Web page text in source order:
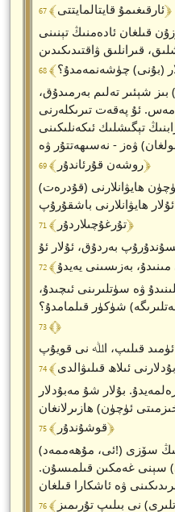
ئارقىغىمۇ قايتالمايتتى﴾ 67 ﴿
قىلغان ئادەمنىڭ تېنىنى
قىرانلىق ۋاقتىدىكىدىن
(بۇنى) چۈشەنمەمدۇ؟
بىز شېئىر تەلىم بەرمىدۇق،
ئۇ پەقەت تىرىكلەرنى
تېگىشلىك ئىكەنلىكىنى
ۋەز - نەسىھەتتۇر ۋە
روشەن قۇرئاندۇر﴾ 69 ﴿
ھايۋانلارنى (قۇدرەت)
ھايۋانلارنى باشقۇرۇپ
تۇرغۇچىلاردۇر﴾ 71 ﴿
بەردۇق، ئۇلار ئۇ
مىنىدۇ، بەزىسىنى يەيدۇ
ۋە سۈتلىرىنى ئىچىدۇ،
شۈكۈر قىلمامدۇ؟
﴾ 73 ﴿
ئۈمىد قىلىپ، اﷲ نى قويۇپ
ئىلاھ قىلىۋالدى
بۇلار شۇ مەبۇدلار
ئۈچۈن) ھازىرلانغان
قوشۇندۇر﴾ 75 ﴿
(ئى، مۇھەممەد!) ئۇلار (يەنى مۇشرىكلار) نىڭ سۆزى
سېنى غەمكىن قىلمىسۇن.
ۋە ئاشكارا قىلغان
نى بىلىپ تۇرىمىز